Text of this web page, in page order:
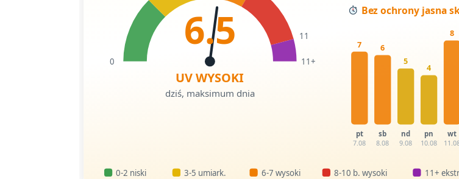
0
11
11+
6.5
UV WYSOKI
dziś, maksimum dnia
Bez ochrony jasna
7
pt
7.08
6
sb
8.08
5
nd
9.08
4
pn
10.08
8
wt
0-2 niski 3-5 umiark. 6-7 wysoki 8-10 b. wysoki 11+